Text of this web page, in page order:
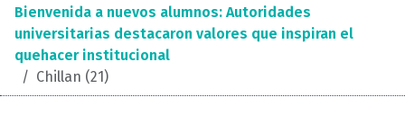
Bienvenida a nuevos alumnos: Autoridades
universitarias destacaron valores que inspiran el
quehacer institucional
/ Chillan (21)